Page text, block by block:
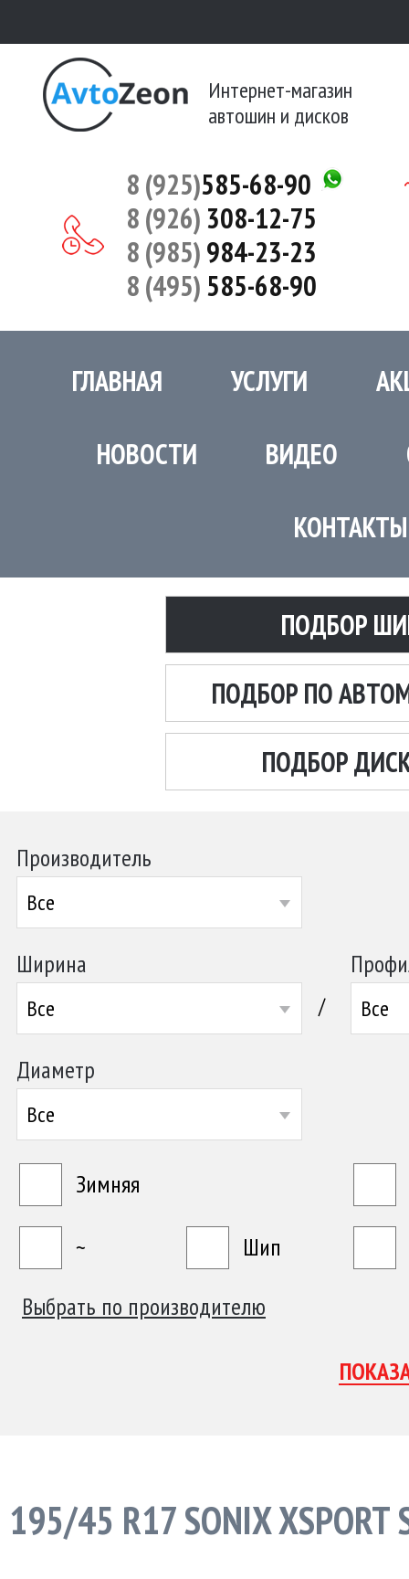
Интернет-магазин
автошин и дисков
8 (925)585-68-90
8 (926) 308-12-75
8 (985)984-23-23
8 (495)585-68-90
ГЛАВНАЯ УСЛУГИ
НОВОСТИ ВИДЕО
КОНТАКТЫ
ПОДБОР
ПОДБОР ПО
ПОДБОР
Производитель
Все
Ширина
Все / Все
Диаметр
Все
Зимняя
~
Шип
Выбрать по производителю
195/45 R17 SONIX XSPORT